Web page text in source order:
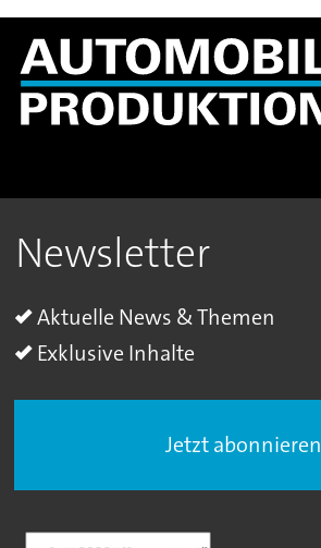
Newsletter
Aktuelle News & Themen
Exklusive Inhalte
Jetzt abonnieren